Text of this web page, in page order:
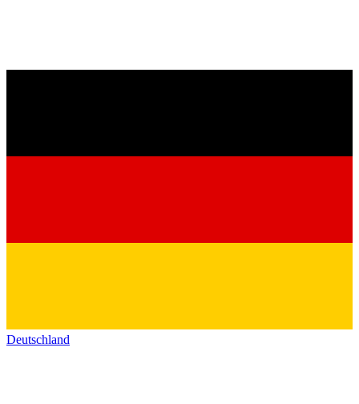
Deutschland